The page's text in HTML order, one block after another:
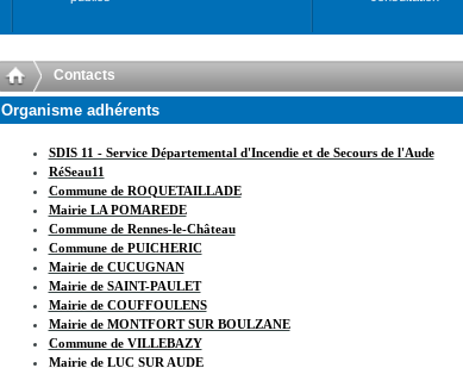
Contacts
Organisme adhérents
SDIS 11 - Service Départemental d'Incendie et de Secours de l'Aude
RéSeau11
Commune de ROQUETAILLADE
Mairie LA POMAREDE
Commune de Rennes-le-Château
Commune de PUICHERIC
Mairie de CUCUGNAN
Mairie de SAINT-PAULET
Mairie de COUFFOULENS
Mairie de MONTFORT SUR BOULZANE
Commune de VILLEBAZY
Mairie de LUC SUR AUDE